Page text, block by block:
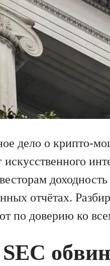
дело о крипто-
искусственного
отчётах.
по доверию ко